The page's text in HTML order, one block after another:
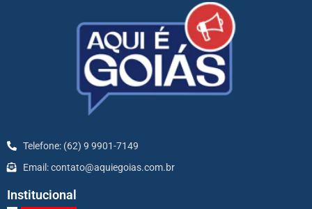
Telefone: (62) 9 9901-7149
Email: contato@aquiegoias.com.br
Institucional